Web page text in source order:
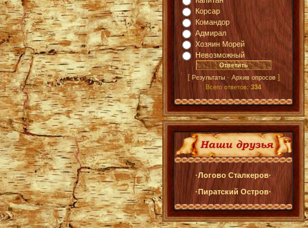
Корсар
Командор
Адмирал
Хозяин Морей
Невозможный
[ Результаты· Архив опросов]
Всего ответов: 334
·Логово Сталкеров·
·Пиратский Остров·